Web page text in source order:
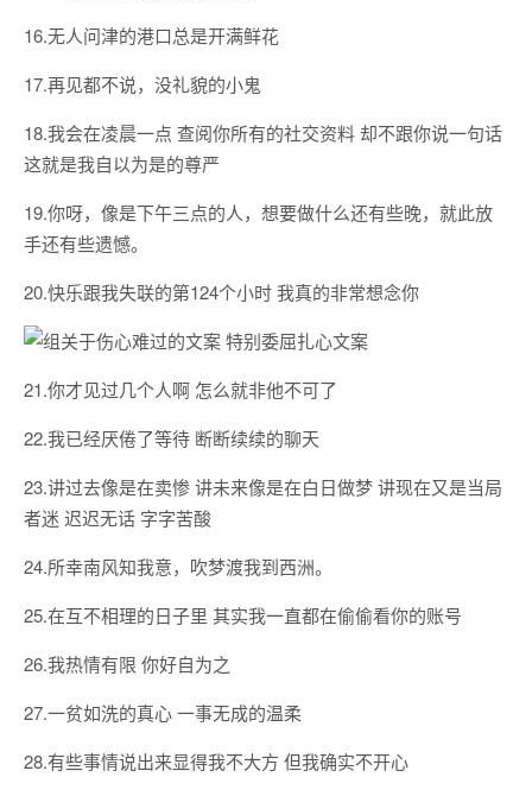
16.无人问津的港口总是开满鲜花
17.再见都不说，没礼貌的小鬼
18.我会在凌晨一点 查阅你所有的社交资料 却不跟你说一句话
这就是我自以为是的尊严
19.你呀，像是下午三点的人，想要做什么还有些晚，就此放
手还有些遗憾。
20.快乐跟我失联的第124个小时 我真的非常想念你
21.你才见过几个人啊 怎么就非他不可了
22.我已经厌倦了等待 断断续续的聊天
23.讲过去像是在卖惨 讲未来像是在白日做梦 讲现在又是当局
者迷 迟迟无话 字字苦酸
24.所幸南风知我意，吹梦渡我到西洲。
25.在互不相理的日子里 其实我一直都在偷偷看你的账号
26.我热情有限 你好自为之
27.一贫如洗的真心 一事无成的温柔
28.有些事情说出来显得我不大方 但我确实不开心